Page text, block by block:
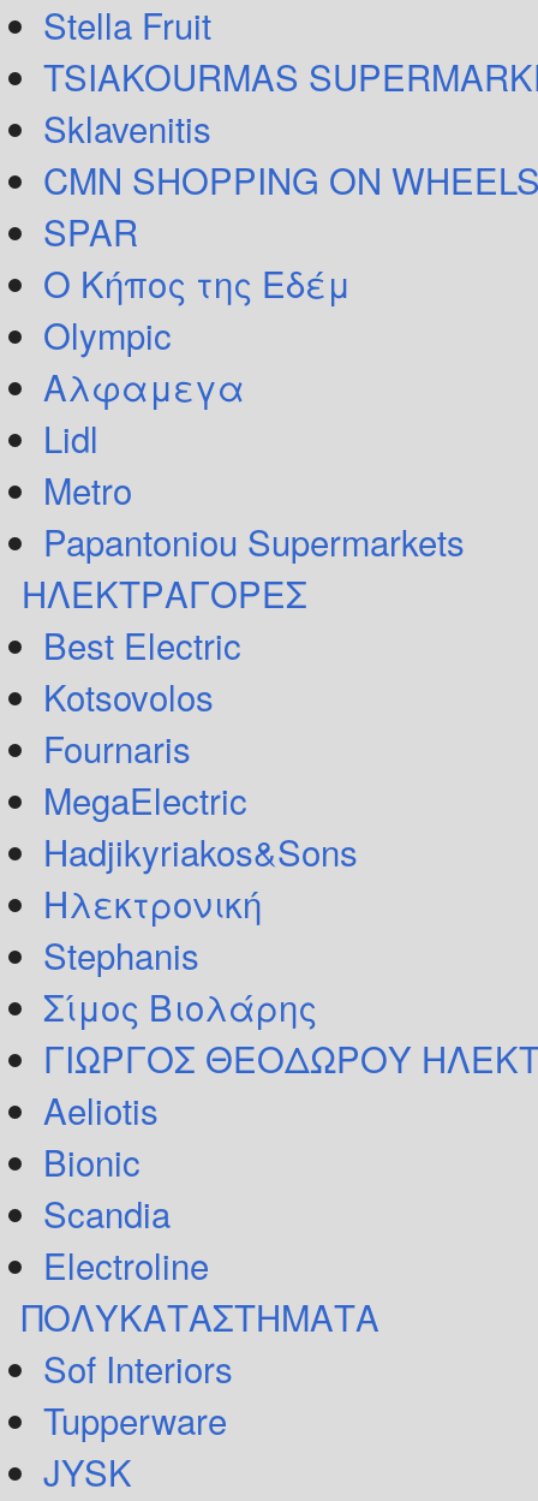
Stella Fruit
TSIAKOURMAS
Sklavenitis
CMN SHOPPING ON
SPAR
Ο Κήπος της Εδέμ
Olympic
Αλφαμεγα
Lidl
Metro
Papantoniou Supermarkets
ΗΛΕΚΤΡΑΓΟΡΕΣ
Best Electric
Kotsovolos
Fournaris
MegaElectric
Hadjikyriakos&Sons
Ηλεκτρονική
Stephanis
Σίμος Βιολάρης
ΓΙΩΡΓΟΣ ΘΕΟΔΩΡΟΥ
Aeliotis
Bionic
Scandia
Electroline
ΠΟΛΥΚΑΤΑΣΤΗΜΑΤΑ
Sof Interiors
Tupperware
JYSK